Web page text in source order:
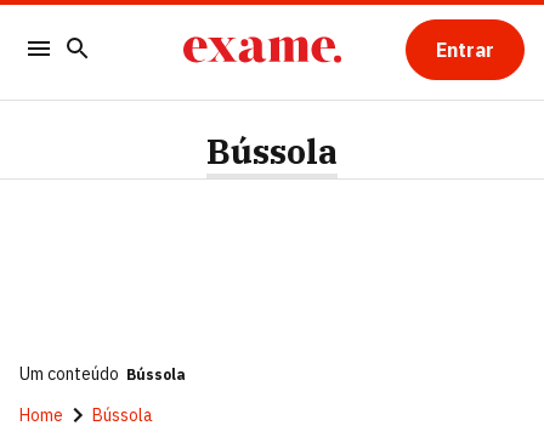
Entrar
Bússola
Um conteúdo Bússola
Home Bússola